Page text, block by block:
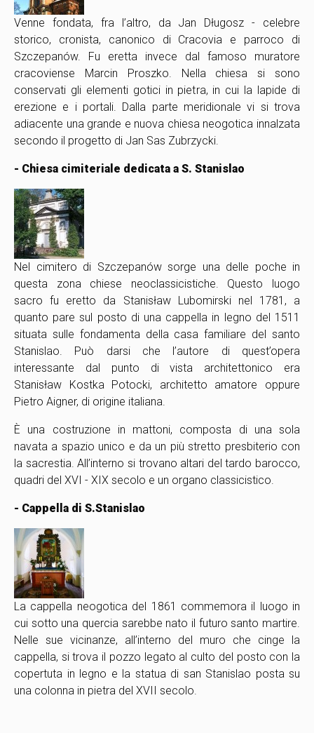
Venne fondata, fra l’altro, da Jan Długosz - celebre
storico, cronista, canonico di Cracovia e parroco di
Szczepanów. Fu eretta invece dal famoso muratore
cracoviense Marcin Proszko. Nella chiesa si sono
conservati gli elementi gotici in pietra, in cui la lapide di
erezione e i portali. Dalla parte meridionale vi si trova
adiacente una grande e nuova chiesa neogotica innalzata
secondo il progetto di Jan Sas Zubrzycki.
- Chiesa cimiteriale dedicata a S. Stanislao
Nel cimitero di Szczepanów sorge una delle poche in
questa zona chiese neoclassicistiche. Questo luogo
sacro fu eretto da Stanisław Lubomirski nel 1781, a
quanto pare sul posto di una cappella in legno del 1511
situata sulle fondamenta della casa familiare del santo
Stanislao. Può darsi che l’autore di quest’opera
interessante dal punto di vista architettonico era
Stanisław Kostka Potocki, architetto amatore oppure
Pietro Aigner, di origine italiana.
È una costruzione in mattoni, composta di una sola
navata a spazio unico e da un più stretto presbiterio con
la sacrestia. All’interno si trovano altari del tardo barocco,
quadri del XVI - XIX secolo e un organo classicistico.
- Cappella di S.Stanislao
La cappella neogotica del 1861 commemora il luogo in
cui sotto una quercia sarebbe nato il futuro santo martire.
Nelle sue vicinanze, all’interno del muro che cinge la
cappella, si trova il pozzo legato al culto del posto con la
copertuta in legno e la statua di san Stanislao posta su
una colonna in pietra del XVII secolo.